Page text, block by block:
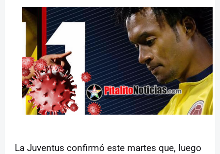
La Juventus confirmó este martes que, luego